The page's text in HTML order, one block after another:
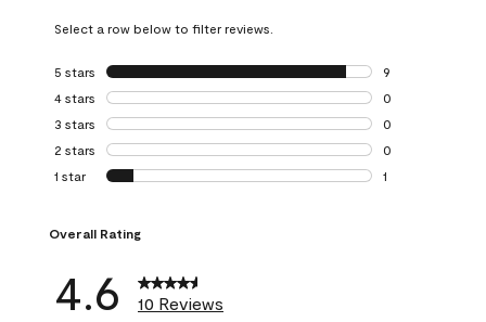
Select a row below to filter reviews.
5 stars stars
9
9 reviews with 5
4 stars stars
0
0 reviews with 4
3 stars stars
0
0 reviews with 3
2 stars stars
0
0 reviews with 2
1 star stars
1
Overall Rating
4.6 10 Reviews